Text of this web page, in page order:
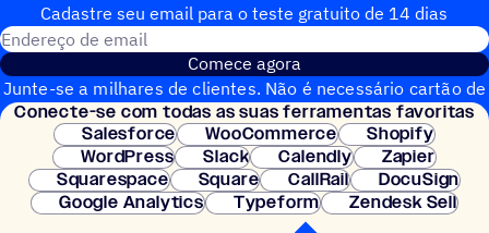
Cadastre seu email para o teste gratuito de 14 dias
Comece agora
Junte-se a milhares de clientes. Não é necessário cartão de
crédito. Configuração instantânea.
Conecte-se com todas as suas ferramentas favoritas
Salesforce
WooCommerce
Shopify
WordPress
Slack Calendly
Zapier
Squarespace
Square CallRail
DocuSign
Google Analytics
Typeform Zendesk Sell